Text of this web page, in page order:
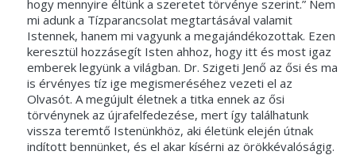
hogy mennyire éltünk a szeretet törvénye szerint.” Nem
mi adunk a Tízparancsolat megtartásával valamit
Istennek, hanem mi vagyunk a megajándékozottak. Ezen
keresztül hozzásegít Isten ahhoz, hogy itt és most igaz
emberek legyünk a világban. Dr. Szigeti Jenő az ősi és ma
is érvényes tíz ige megismeréséhez vezeti el az
Olvasót. A megújult életnek a titka ennek az ősi
törvénynek az újrafelfedezése, mert így találhatunk
vissza teremtő Istenünkhöz, aki életünk elején útnak
indított bennünket, és el akar kísérni az örökkévalóságig.